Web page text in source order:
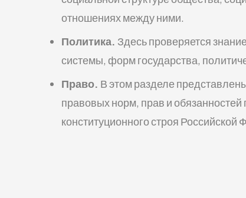
отношениях между ними.
Политика. Здесь проверяется
системы, форм государства,
Право. В этом разделе
правовых норм, прав и обязанностей
конституционного строя Российской